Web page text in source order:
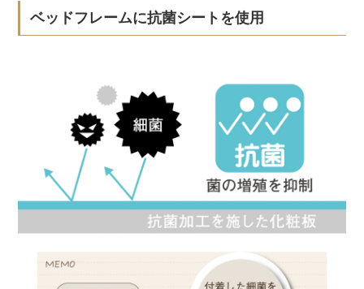
ベッドフレームに抗菌シートを使用